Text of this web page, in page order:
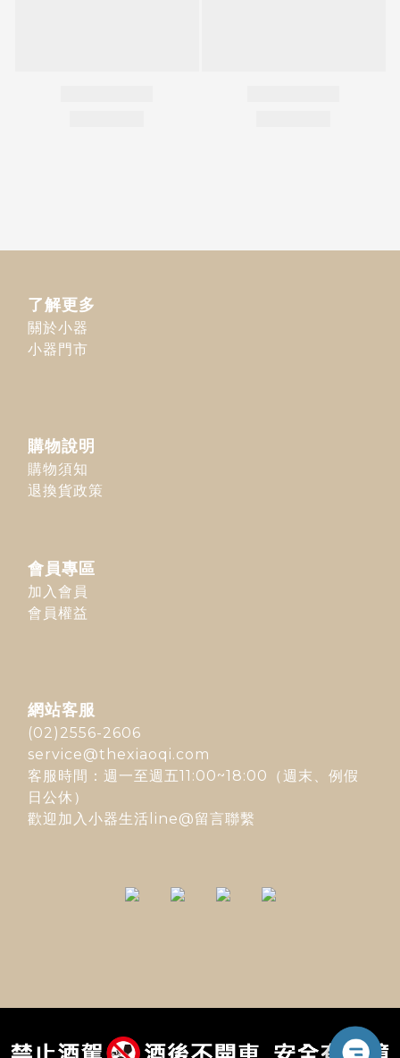
了解更多
關於小器
小器門市
購物說明
購物須知
退換貨政策
會員專區
加入會員
會員權益
網站客服
(02)2556-2606
service@thexiaoqi.com
客服時間：週一至週五11:00~18:00（週末、例假
日公休）
歡迎加入 小器生活line@留言聯繫